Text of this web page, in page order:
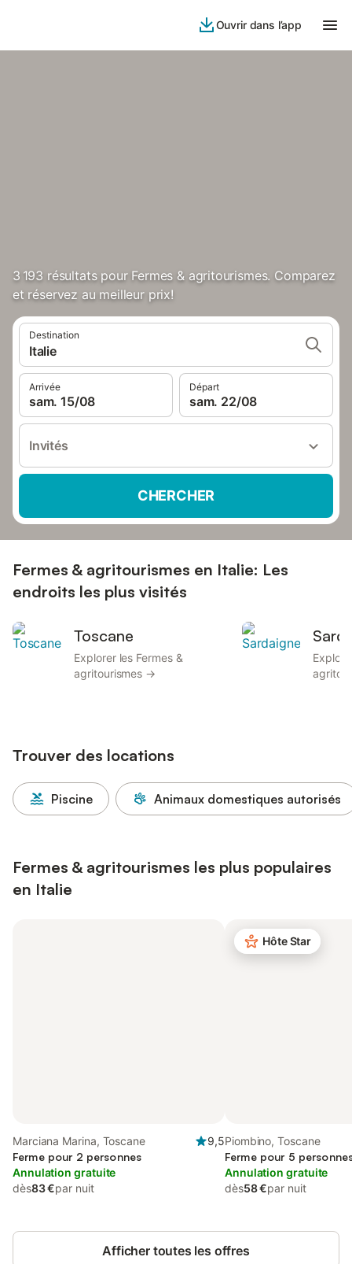
Ouvrir dans l’app
3 193 résultats pour Fermes & agritourismes. Comparez
et réservez au meilleur prix!
Destination
Italie
Arrivée
sam. 15/08
Départ
sam. 22/08
Invités
CHERCHER
Fermes & agritourismes en Italie: Les
endroits les plus visités
Toscane
Explorer les Fermes &
agritourismes →
Trouver des locations
Piscine Animaux domestiques autorisés
Fermes & agritourismes les plus populaires
en Italie
Marciana Marina, Toscane
9,5
Ferme pour 2 personnes
Annulation gratuite
dès83 €par nuit
Hôte Star
Piombino, Toscane
Ferme pour 5
Annulation gratuite
dès58 €par nuit
Afficher toutes les offres